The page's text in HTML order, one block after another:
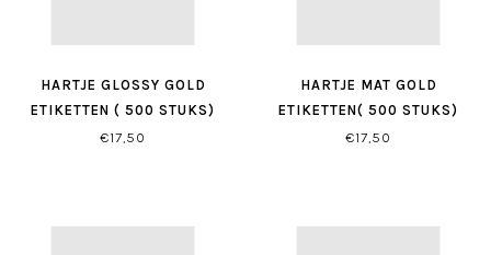
HARTJE GLOSSY GOLD
ETIKETTEN ( 500 STUKS)
€17,50
HARTJE MAT GOLD
ETIKETTEN( 500 STUKS)
€17,50